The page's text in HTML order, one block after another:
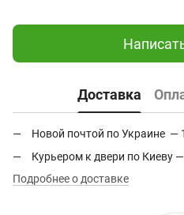
Доставка
Новой почтой по Украине —
Курьером к двери по Киеву
Подробнее о доставке